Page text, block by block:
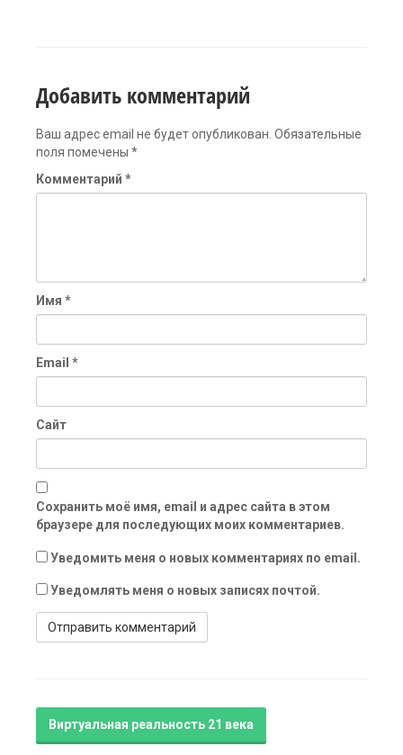
Добавить комментарий
Ваш адрес email не будет опубликован. Обязательные
поля помечены *
Комментарий *
Имя *
Email *
Сайт
Сохранить моё имя, email и адрес сайта в этом
браузере для последующих моих комментариев.
Уведомить меня о новых комментариях по email.
Уведомлять меня о новых записях почтой.
Виртуальная реальность 21 века